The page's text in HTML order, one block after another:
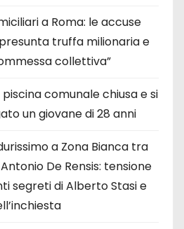
a Roma: le accuse
truffa milionaria e
collettiva”
comunale chiusa e si
un giovane di 28 anni
a Zona Bianca tra
De Rensis: tensione
segreti di Alberto Stasi e